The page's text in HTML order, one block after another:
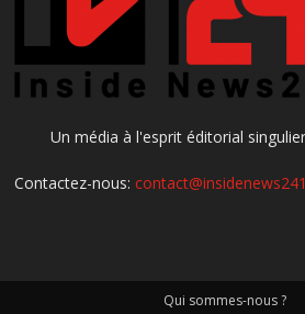
Un média à l'esprit éditorial singulier
Contactez-nous:
Qui sommes-nous ?